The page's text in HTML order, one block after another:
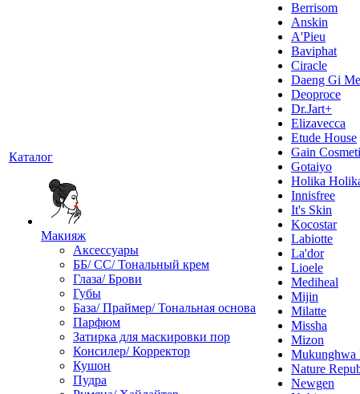
Каталог
Макияж
Аксессуары
ББ/ СС/ Тональный крем
Глаза/ Брови
Губы
База/ Праймер/ Тональная основа
Парфюм
Затирка для маскировки пор
Консилер/ Корректор
Кушон
Пудра
Berrisom
Anskin
A'Pieu
Baviphat
Ciracle
Daeng Gi
Deoproce
Dr.Jart+
Elizavecca
Etude House
Gain
Gotaiyo
Holika
Innisfree
It's Skin
Kocostar
Labiotte
La'dor
Lioele
Mediheal
Mijin
Milatte
Missha
Mizon
Mukunghwa
Nature
Newgen